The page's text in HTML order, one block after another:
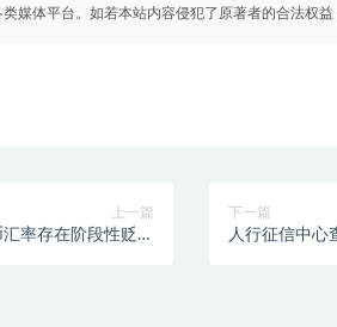
媒体平台。如若本站内容侵犯了原著者的合法权益
上一篇
率存在阶段性贬值
下一篇
人行征信中心